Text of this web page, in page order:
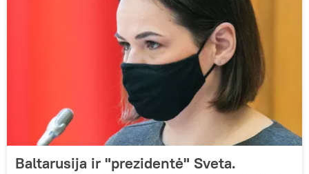
Baltarusija ir "prezidentė" Sveta.